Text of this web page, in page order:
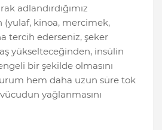
adlandırdığımız
kinoa, mercimek,
tercih ederseniz, şeker
yükselteceğinden, insülin
bir şekilde olmasını
hem daha uzun süre tok
yağlanmasını